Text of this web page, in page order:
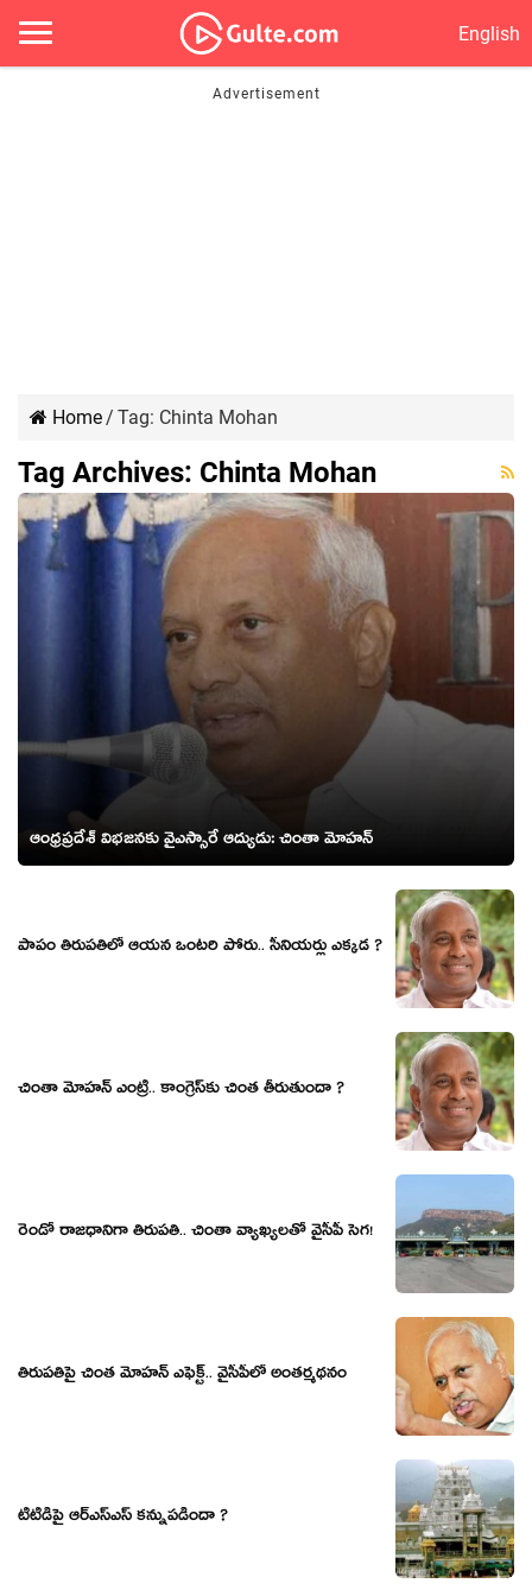
English
Home/ Tag: Chinta Mohan
Tag Archives: Chinta Mohan
ఆంధ్రప్రదేశ్‌ విభజనకు వైఎస్సారే ఆద్యుడు: చింతా మోహన్
పాపం తిరుప‌తిలో ఆయ‌న ఒంట‌రి పోరు.. సీనియ‌ర్లు ఎక్క‌డ ?
చింతా మోహ‌న్ ఎంట్రీ.. కాంగ్రెస్‌కు చింత తీరుతుందా ?
రెండో రాజ‌ధానిగా తిరుప‌తి.. చింతా వ్యాఖ్య‌ల‌తో వైసీపీ సెగ‌!
తిరుప‌తిపై చింత మోహ‌న్ ఎఫెక్ట్‌.. వైసీపీలో అంత‌ర్మ‌థ‌నం
టీటీడీపై ఆర్ఎస్ఎస్ కన్నుపడిందా ?